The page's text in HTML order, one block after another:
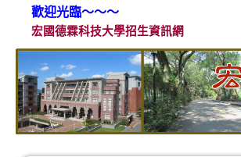
宏國德霖科技大學招生資訊網
歡迎光臨～～～